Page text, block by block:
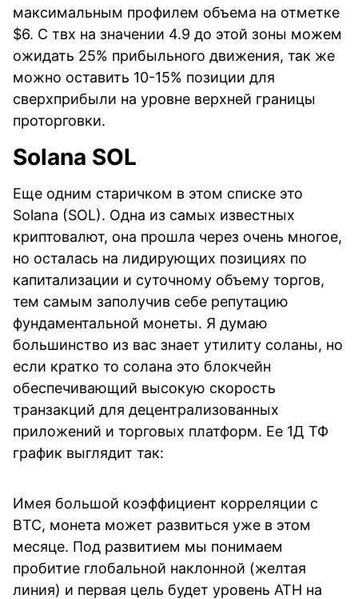
максимальным профилем объема на отметке
$6. С твх на значении 4.9 до этой зоны можем
ожидать 25% прибыльного движения, так же
можно оставить 10-15% позиции для
сверхприбыли на уровне верхней границы
проторговки.
Solana SOL
Еще одним старичком в этом списке это
Solana (SOL). Одна из самых известных
криптовалют, она прошла через очень многое,
но осталась на лидирующих позициях по
капитализации и суточному объему торгов,
тем самым заполучив себе репутацию
фундаментальной монеты. Я думаю
большинство из вас знает утилиту соланы, но
если кратко то солана это блокчейн
обеспечивающий высокую скорость
транзакций для децентрализованных
приложений и торговых платформ. Ее 1Д ТФ
график выглядит так:
Имея большой коэффициент корреляции с
BTC, монета может развиться уже в этом
месяце. Под развитием мы понимаем
пробитие глобальной наклонной (желтая
линия) и первая цель будет уровень ATH на